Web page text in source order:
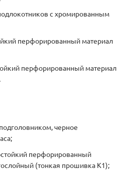
с хромированным
перфорированный материал
перфорированный материал
.
черное
перфорированный
(тонкая прошивка К1);